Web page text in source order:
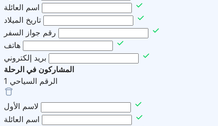
اسم العائلة
تاريخ الميلاد
رقم جواز السفر
هاتف
بريد إلكتروني
المشاركون في الرحلة
الرقم السياحي 1
لاسم الأول
اسم العائلة